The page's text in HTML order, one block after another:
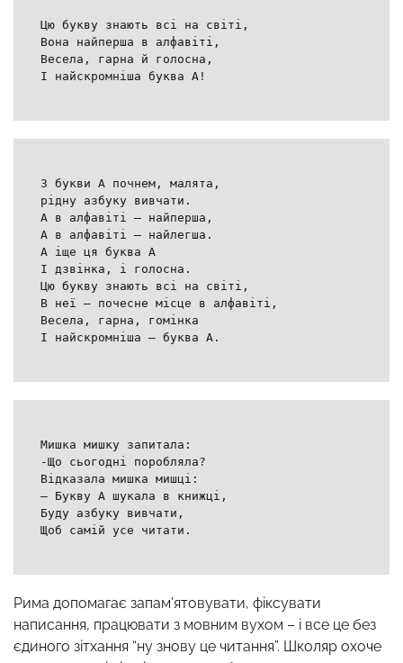
Цю букву знають всі на світі,
Вона найперша в алфавіті,
Весела, гарна й голосна,
І найскромніша буква А!
З букви А почнем, малята,
рідну азбуку вивчати.
А в алфавіті — найперша,
А в алфавіті — найлегша.
А іще ця буква А
І дзвінка, і голосна.
Цю букву знають всі на світі,
В неї – почесне місце в алфавіті,
Весела, гарна, гомінка
І найскромніша — буква А.
Мишка мишку запитала:
-Що сьогодні поробляла?
Відказала мишка мишці:
– Букву А шукала в книжці,
Буду азбуку вивчати,
Щоб самій усе читати.
Рима допомагає запам’ятовувати, фіксувати
написання, працювати з мовним вухом – і все це без
єдиного зітхання “ну знову це читання”. Школяр охоче